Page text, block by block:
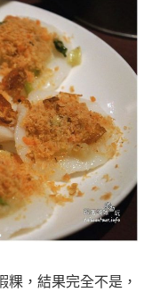
，結果完全不是，